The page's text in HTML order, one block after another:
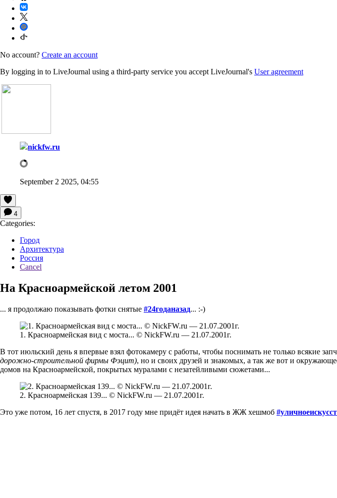
No account? Create an account
By logging in to LiveJournal using a third-party service you accept LiveJournal's User agreement
nickfw.ru
September 2 2025, 04:55
4
Categories:
Город
Архитектура
Россия
Cancel
На Красноармейской летом 2001
... я продолжаю показывать фотки снятые #24годаназад... :-)
1. Красноармейская вид с моста... © NickFW.ru — 21.07.2001г.
В тот июльский день я впервые взял фотокамеру с работы, чтобы поснимать не только всякие
дорожно-строительной фирмы Фэцит), но и своих друзей и знакомых, а так же вот и
домов на Красноармейской, покрытых муралами с незатейливыми сюжетами...
2. Красноармейская 139... © NickFW.ru — 21.07.2001г.
Это уже потом, 16 лет спустя, в 2017 году мне придёт идея начать в ЖЖ хешмоб